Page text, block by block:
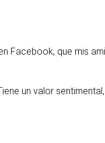
Facebook, que mis
un valor